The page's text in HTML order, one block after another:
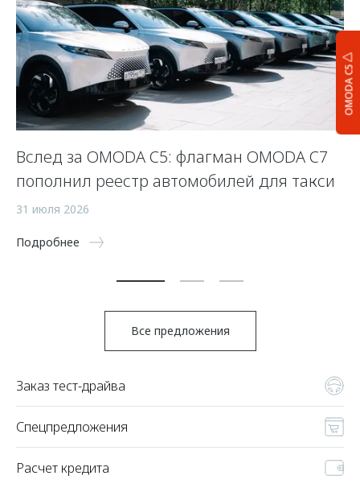
OMODA C5
Вслед за OMODA C5: флагман OMODA C7
пополнил реестр автомобилей для такси
31 июля 2026
Подробнее
Все предложения
Заказ тест-драйва
Спецпредложения
Расчет кредита